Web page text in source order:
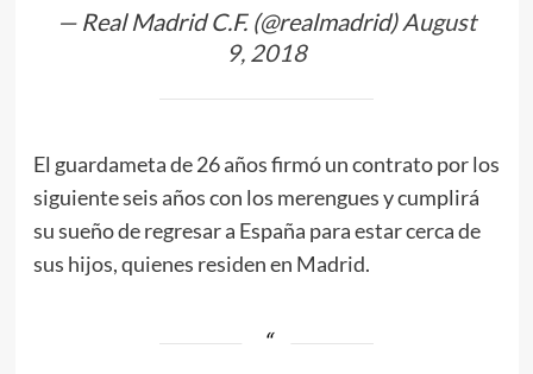
— Real Madrid C.F. (@realmadrid)August
9, 2018
El guardameta de 26 años firmó un contrato por los
siguiente seis años con los merengues y cumplirá
su sueño de regresar a España para estar cerca de
sus hijos, quienes residen en Madrid.